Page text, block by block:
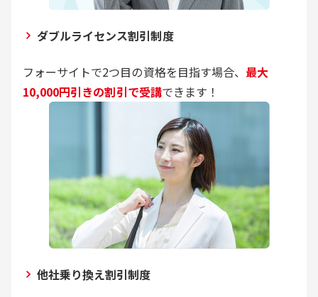
ダブルライセンス割引制度
フォーサイトで2つ目の資格を目指す場合、 最大
10,000円引きの割引で受講できます！
他社乗り換え割引制度